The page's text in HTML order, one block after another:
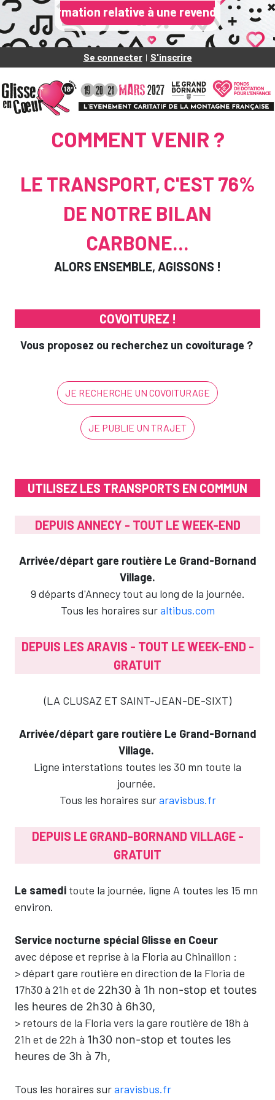
relative à une revendication de fuite de
Se connecter | S'inscrire
COMMENT VENIR ?
LE TRANSPORT, C'EST 76%
DE NOTRE BILAN
CARBONE...
ALORS ENSEMBLE, AGISSONS !
COVOITUREZ !
Vous proposez ou recherchez un covoiturage ?
JE RECHERCHE UN COVOITURAGE
JE PUBLIE UN TRAJET
UTILISEZ LES TRANSPORTS EN COMMUN
DEPUIS ANNECY - TOUT LE WEEK-END
Arrivée/départ gare routière Le Grand-Bornand
Village.
9 départs d'Annecy tout au long de la journée.
Tous les horaires suraltibus.com
DEPUIS LES ARAVIS - TOUT LE WEEK-END -
GRATUIT
(LA CLUSAZ ET SAINT-JEAN-DE-SIXT)
Arrivée/départ gare routière Le Grand-Bornand
Village.
Ligne interstations toutes les 30 mn toute la
journée.
Tous les horaires suraravisbus.fr
DEPUIS LE GRAND-BORNAND VILLAGE -
GRATUIT
Le samedi toute la journée, ligne A toutes les 15 mn
environ.
Service nocturne spécial Glisse en Coeur
avec dépose et reprise à la Floria au Chinaillon :
> départ gare routière en direction de la Floria de
17h30 à 21h et de 22h30 à 1h non-stop et toutes
les heures de 2h30 à 6h30,
> retours de la Floria vers la gare routière de 18h à
21h et de 22h à 1h30 non-stop et toutes les
heures de 3h à 7h,
Tous les horaires suraravisbus.fr